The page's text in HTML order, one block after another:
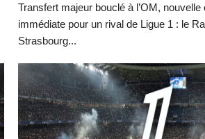
Transfert majeur bouclé à l’OM, nouvelle
immédiate pour un rival de Ligue 1 : le
Strasbourg...